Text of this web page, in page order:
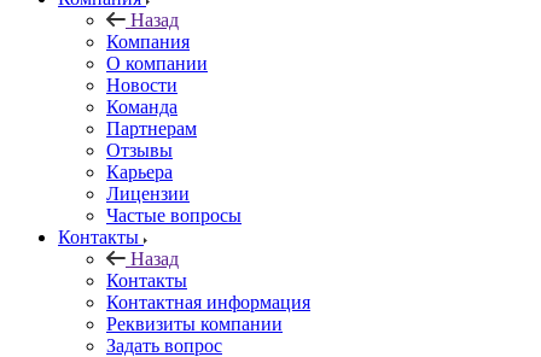
Назад
Компания
О компании
Новости
Команда
Партнерам
Отзывы
Карьера
Лицензии
Частые вопросы
Контакты
Назад
Контакты
Контактная информация
Реквизиты компании
Задать вопрос